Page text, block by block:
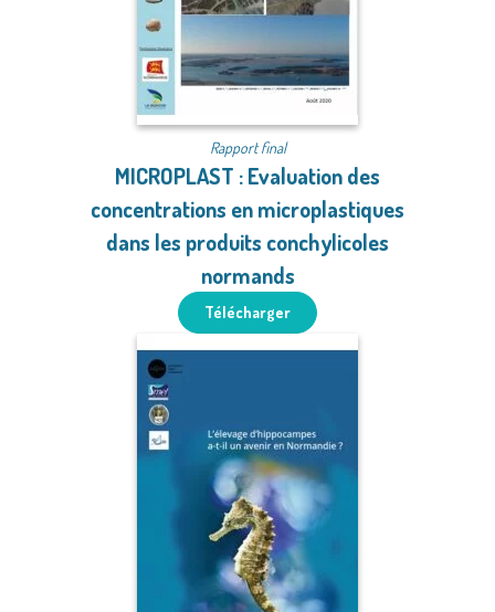
Rapport final
MICROPLAST : Evaluation des
concentrations en microplastiques
dans les produits conchylicoles
normands
Télécharger